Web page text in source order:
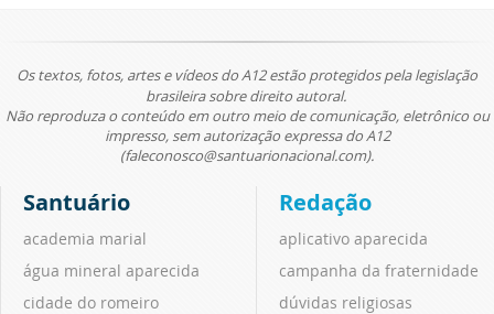
Os textos, fotos, artes e vídeos do A12 estão protegidos pela legislação
brasileira sobre direito autoral.
Não reproduza o conteúdo em outro meio de comunicação, eletrônico ou
impresso, sem autorização expressa do A12
(faleconosco@santuarionacional.com).
Santuário
academia marial
água mineral aparecida
cidade do romeiro
Redação
aplicativo aparecida
campanha da fraternidade
dúvidas religiosas